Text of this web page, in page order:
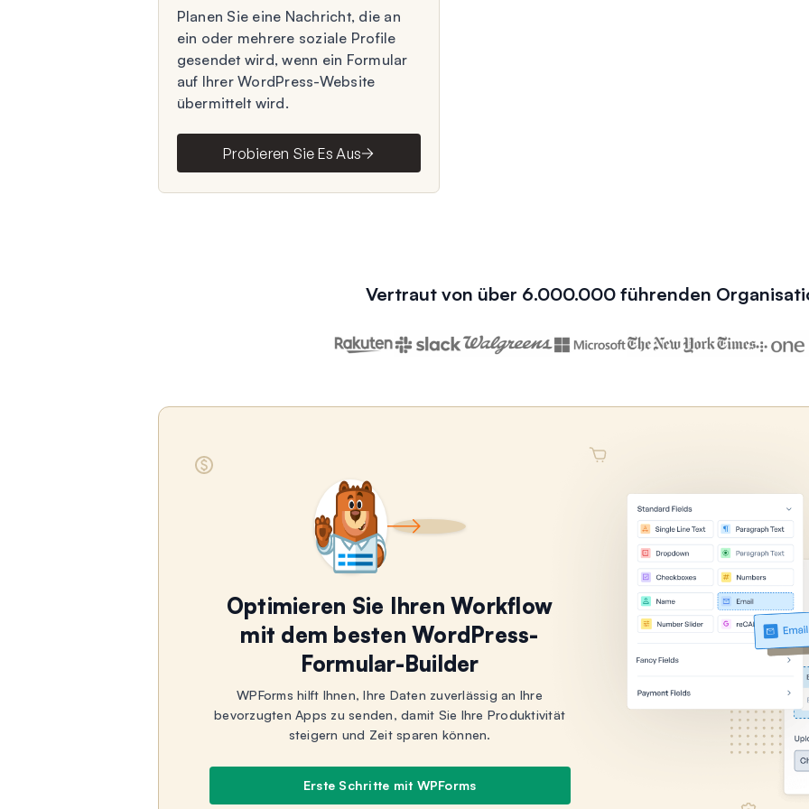
Planen Sie eine Nachricht, die an
ein oder mehrere soziale Profile
gesendet wird, wenn ein Formular
auf Ihrer WordPress-Website
übermittelt wird.
Probieren Sie Es Aus
Vertraut von über 6.000.000 führenden
Optimieren Sie Ihren Workflow
mit dem besten WordPress-
Formular-Builder
WPForms hilft Ihnen, Ihre Daten zuverlässig an Ihre
bevorzugten Apps zu senden, damit Sie Ihre Produktivität
steigern und Zeit sparen können.
Erste Schritte mit WPForms